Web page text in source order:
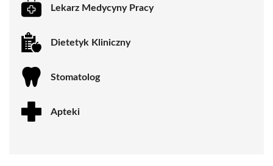
Lekarz Medycyny Pracy
Dietetyk Kliniczny
Stomatolog
Apteki